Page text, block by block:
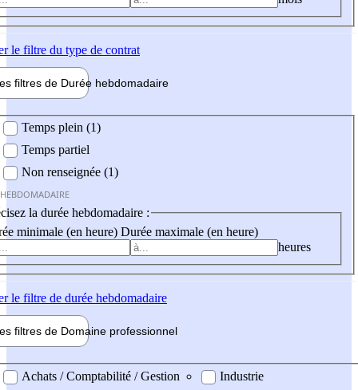
le filtre du type de contrat
filtres de Durée hebdomadaire
Temps plein (1)
Temps partiel
Non renseignée (1)
la durée hebdomadaire :
minimale (en heure) Durée maximale (en heure)
heures
le filtre de durée hebdomadaire
filtres de Domaine professionnel
professionel
Achats / Comptabilité / Gestion
Industrie